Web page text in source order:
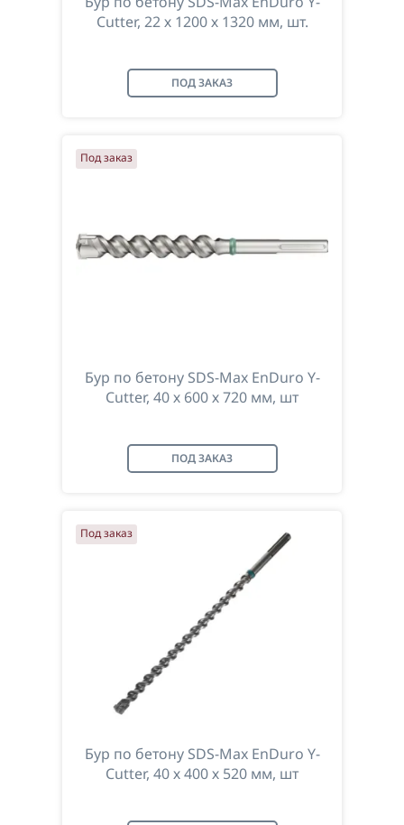
Cutter, 22 х 1200 х 1320 мм, шт.
ПОД ЗАКАЗ
Бур по бетону SDS-Max EnDuro Y-
Cutter, 40 х 600 х 720 мм, шт
ПОД ЗАКАЗ
Под заказ
Бур по бетону SDS-Max EnDuro Y-
Cutter, 40 х 400 х 520 мм, шт
Под заказ